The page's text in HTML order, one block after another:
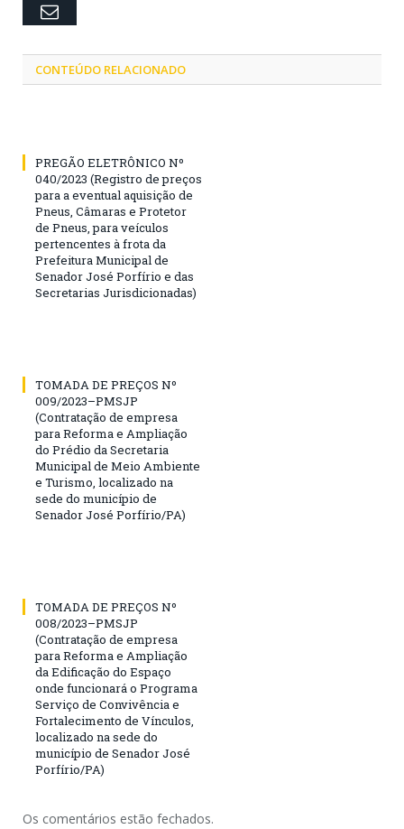
Email
CONTEÚDO RELACIONADO
PREGÃO ELETRÔNICO Nº
040/2023 (Registro de preços
para a eventual aquisição de
Pneus, Câmaras e Protetor
de Pneus, para veículos
pertencentes à frota da
Prefeitura Municipal de
Senador José Porfírio e das
Secretarias Jurisdicionadas)
TOMADA DE PREÇOS Nº
009/2023–PMSJP
(Contratação de empresa
para Reforma e Ampliação
do Prédio da Secretaria
Municipal de Meio Ambiente
e Turismo, localizado na
sede do município de
Senador José Porfírio/PA)
TOMADA DE PREÇOS Nº
008/2023–PMSJP
(Contratação de empresa
para Reforma e Ampliação
da Edificação do Espaço
onde funcionará o Programa
Serviço de Convivência e
Fortalecimento de Vínculos,
localizado na sede do
município de Senador José
Porfírio/PA)
Os comentários estão fechados.